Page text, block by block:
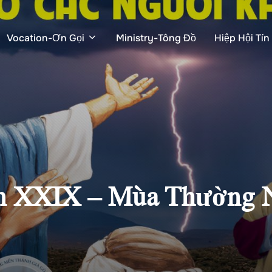
Vocation-Ơn Gọi Ministry-Tông Đồ Hiệp Hội
XXIX – Mùa Thường